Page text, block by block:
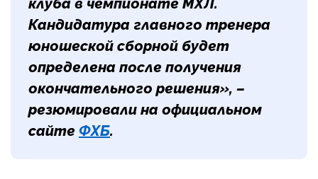
клуба в чемпионате МХЛ.
Кандидатура главного тренера
юношеской сборной будет
определена после получения
окончательного решения», –
резюмировали на официальном
сайте ФХБ.